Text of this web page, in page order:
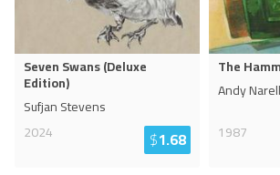
Seven Swans (Deluxe
Edition)
Sufjan Stevens
2024
$1.68
The
Andy Narell
1987